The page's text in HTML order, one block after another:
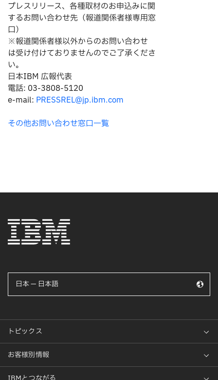
プレスリリース、各種取材のお申込みに関
するお問い合わせ先（報道関係者様専用窓
口）
※報道関係者様以外からのお問い合わせ
は受け付けておりませんのでご了承くださ
い。
日本IBM 広報代表
電話: 03-3808-5120
e-mail: PRESSREL@jp.ibm.com
その他お問い合わせ窓口一覧
日本 — 日本語